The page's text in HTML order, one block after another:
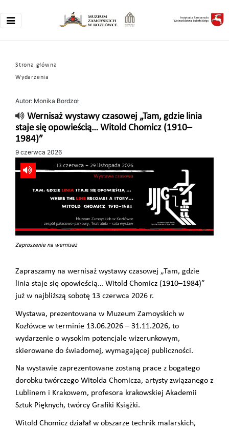
Strona główna
Wydarzenia
Autor: Monika Bordzoł
Wernisaż wystawy czasowej „Tam, gdzie linia
staje się opowieścią… Witold Chomicz (1910–
1984)”
9 czerwca 2026
Zaproszenie na wernisaż
Zapraszamy na wernisaż wystawy czasowej „Tam, gdzie
linia staje się opowieścią… Witold Chomicz (1910–1984)”
już w najbliższą sobotę 13 czerwca 2026 r.
Wystawa, prezentowana w Muzeum Zamoyskich w
Kozłówce w terminie 13.06.2026 – 31.11.2026, to
wydarzenie o wysokim potencjale wizerunkowym,
skierowane do świadomej, wymagającej publiczności.
Na wystawie zaprezentowane zostaną prace z bogatego
dorobku twórczego Witolda Chomicza, artysty związanego z
Lublinem i Krakowem, profesora krakowskiej Akademii
Sztuk Pięknych, twórcy Grafiki Książki.
Witold Chomicz działał w obszarze technik malarskich,